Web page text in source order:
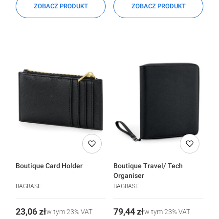
ZOBACZ PRODUKT ZOBACZ PRODUKT
Boutique Card Holder
BAGBASE
Cena
23,06 złw tym23%VAT
Boutique Travel/ Tech
Organiser
BAGBASE
Cena
79,44 złw tym23%VAT